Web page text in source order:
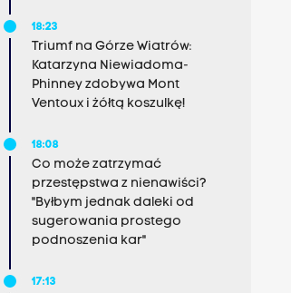
18:23
Triumf na Górze Wiatrów:
Katarzyna Niewiadoma-
Phinney zdobywa Mont
Ventoux i żółtą koszulkę!
18:08
Co może zatrzymać
przestępstwa z nienawiści?
"Byłbym jednak daleki od
sugerowania prostego
podnoszenia kar"
17:13